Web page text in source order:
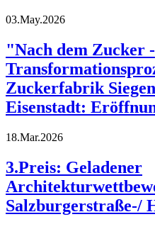
03.May.2026
"Nach dem Zucker -
Zuckerfabrik
Eisenstadt:
18.Mar.2026
3.Preis: Geladener
Salzburgerstraße-/